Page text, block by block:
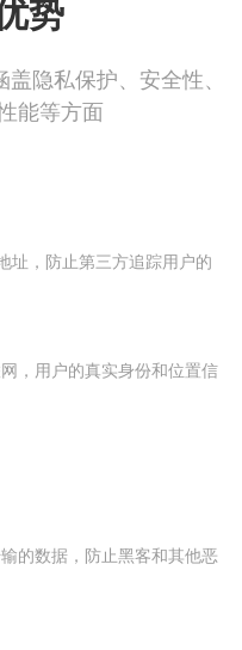
势
隐私保护、安全性、
能等方面
址，防止第三方追踪用户的
，用户的真实身份和位置信
的数据，防止黑客和其他恶